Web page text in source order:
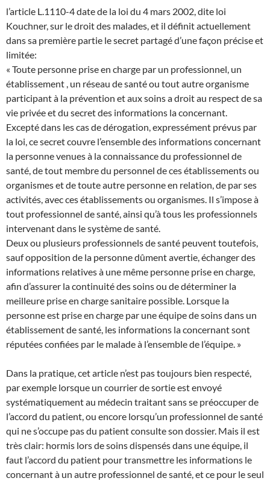
l’article L.1110-4 date de la loi du 4 mars 2002, dite loi
Kouchner, sur le droit des malades, et il définit actuellement
dans sa première partie le secret partagé d’une façon précise et
limitée:
« Toute personne prise en charge par un professionnel, un
établissement , un réseau de santé ou tout autre organisme
participant à la prévention et aux soins a droit au respect de sa
vie privée et du secret des informations la concernant.
Excepté dans les cas de dérogation, expressément prévus par
la loi, ce secret couvre l’ensemble des informations concernant
la personne venues à la connaissance du professionnel de
santé, de tout membre du personnel de ces établissements ou
organismes et de toute autre personne en relation, de par ses
activités, avec ces établissements ou organismes. Il s’impose à
tout professionnel de santé, ainsi qu’à tous les professionnels
intervenant dans le système de santé.
Deux ou plusieurs professionnels de santé peuvent toutefois,
sauf opposition de la personne dûment avertie, échanger des
informations relatives à une même personne prise en charge,
afin d’assurer la continuité des soins ou de déterminer la
meilleure prise en charge sanitaire possible. Lorsque la
personne est prise en charge par une équipe de soins dans un
établissement de santé, les informations la concernant sont
réputées confiées par le malade à l’ensemble de l’équipe. »
Dans la pratique, cet article n’est pas toujours bien respecté,
par exemple lorsque un courrier de sortie est envoyé
systématiquement au médecin traitant sans se préoccuper de
l’accord du patient, ou encore lorsqu’un professionnel de santé
qui ne s’occupe pas du patient consulte son dossier. Mais il est
très clair: hormis lors de soins dispensés dans une équipe, il
faut l’accord du patient pour transmettre les informations le
concernant à un autre professionnel de santé, et ce pour le seul